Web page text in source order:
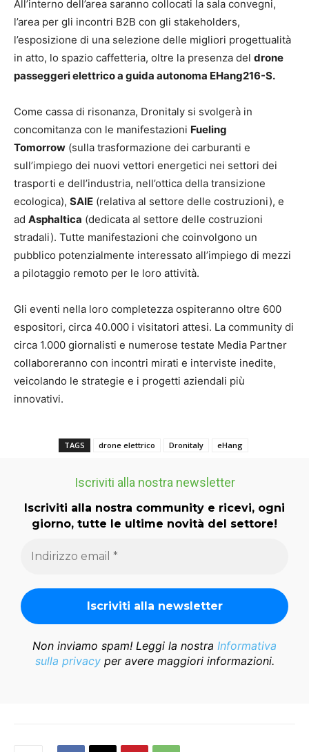
All’interno dell’area saranno collocati la sala convegni,
l’area per gli incontri B2B con gli stakeholders,
l’esposizione di una selezione delle migliori progettualità
in atto, lo spazio caffetteria, oltre la presenza del drone
passeggeri elettrico a guida autonoma EHang216-S.
Come cassa di risonanza, Dronitaly si svolgerà in
concomitanza con le manifestazioni Fueling
Tomorrow (sulla trasformazione dei carburanti e
sull’impiego dei nuovi vettori energetici nei settori dei
trasporti e dell’industria, nell’ottica della transizione
ecologica), SAIE (relativa al settore delle costruzioni), e
ad Asphaltica (dedicata al settore delle costruzioni
stradali). Tutte manifestazioni che coinvolgono un
pubblico potenzialmente interessato all’impiego di mezzi
a pilotaggio remoto per le loro attività.
Gli eventi nella loro completezza ospiteranno oltre 600
espositori, circa 40.000 i visitatori attesi. La community di
circa 1.000 giornalisti e numerose testate Media Partner
collaboreranno con incontri mirati e interviste inedite,
veicolando le strategie e i progetti aziendali più
innovativi.
TAGS drone elettrico Dronitaly eHang
Iscriviti alla nostra newsletter
Iscriviti alla nostra community e ricevi, ogni
giorno, tutte le ultime novità del settore!
Non inviamo spam! Leggi la nostra Informativa
sulla privacyper avere maggiori informazioni.